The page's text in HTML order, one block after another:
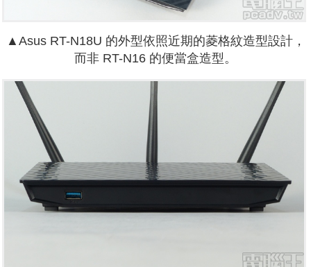
▲Asus RT-N18U 的外型依照近期的菱格紋造型設計，
而非 RT-N16 的便當盒造型。